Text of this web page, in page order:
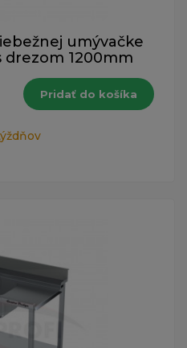
umývačke
drezom 1200mm
Pridať do košíka